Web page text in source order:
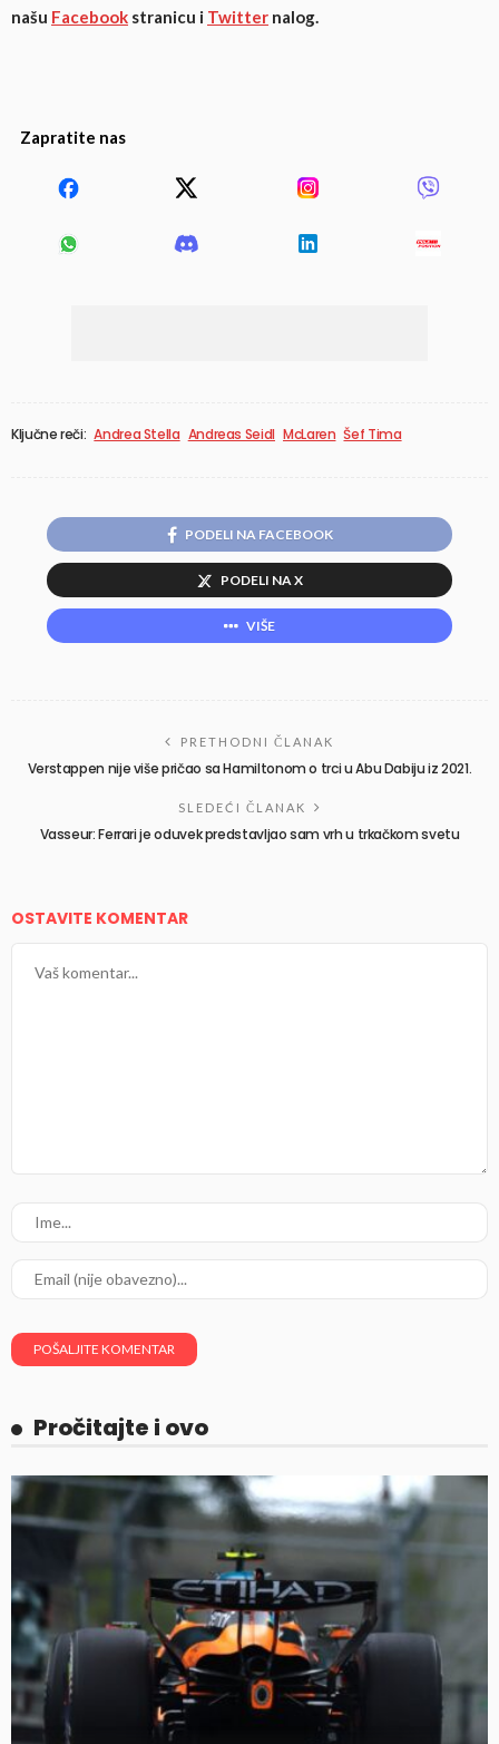
našu Facebook stranicu i Twitter nalog.
Zapratite nas
Ključne reči: Andrea Stella Andreas Seidl McLaren Šef Tima
PODELI NA FACEBOOK
PODELI NA X
VIŠE
PRETHODNI ČLANAK
Verstappen nije više pričao sa Hamiltonom o trci u Abu Dabiju iz 2021.
SLEDEĆI ČLANAK
Vasseur: Ferrari je oduvek predstavljao sam vrh u trkačkom svetu
OSTAVITE KOMENTAR
Pročitajte i ovo